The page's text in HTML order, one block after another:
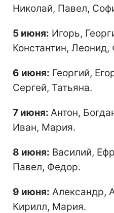
Николай, Павел,
5 июня: Игорь,
Константин,
6 июня: Георгий,
Сергей, Татьяна.
7 июня: Антон,
Иван, Мария.
8 июня: Василий,
Павел, Федор.
9 июня: Александр,
Кирилл, Мария.